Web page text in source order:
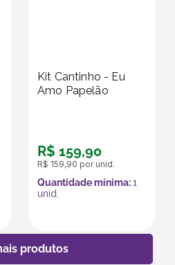
Kit Cantinho - Eu
Amo Papelão
R$ 159,90
R$ 159,90 por unid.
Quantidade mínima:1
unid.